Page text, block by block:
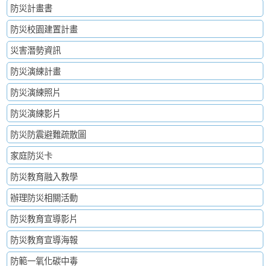
防災計畫書
防災校園建置計畫
災害潛勢資訊
防災演練計畫
防災演練照片
防災演練影片
防災防震避難疏散圖
家庭防災卡
防災教育融入教學
辦理防災相關活動
防災教育宣導影片
防災教育宣導海報
防範一氧化碳中毒